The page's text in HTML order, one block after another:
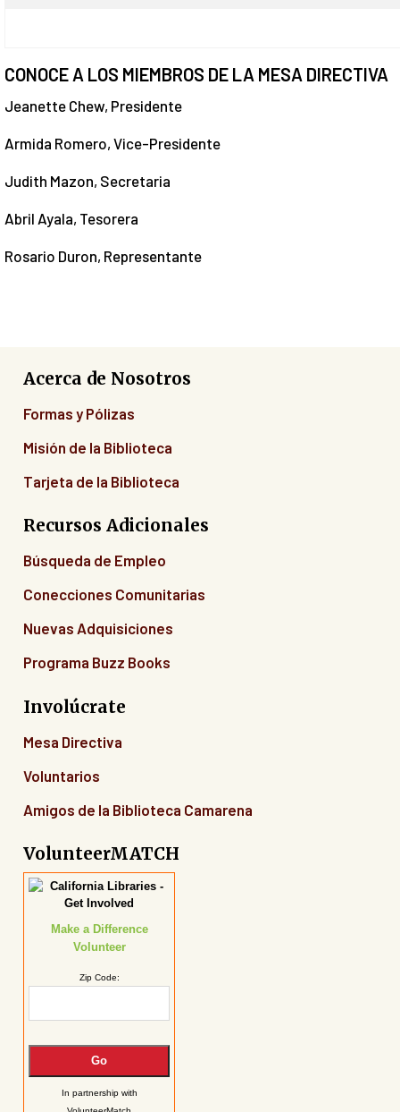
CONOCE A LOS MIEMBROS DE LA MESA DIRECTIVA
Jeanette Chew, Presidente
Armida Romero, Vice-Presidente
Judith Mazon, Secretaria
Abril Ayala, Tesorera
Rosario Duron, Representante
Acerca de Nosotros
Formas y Pólizas
Misión de la Biblioteca
Tarjeta de la Biblioteca
Recursos Adicionales
Búsqueda de Empleo
Conecciones Comunitarias
Nuevas Adquisiciones
Programa Buzz Books
Involúcrate
Mesa Directiva
Voluntarios
Amigos de la Biblioteca Camarena
VolunteerMATCH
Make a Difference
Volunteer
Zip Code:
In partnership with